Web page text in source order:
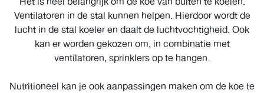
Ventilatoren in de stal kunnen helpen. Hierdoor wordt de
lucht in de stal koeler en daalt de luchtvochtigheid. Ook
kan er worden gekozen om, in combinatie met
ventilatoren, sprinklers op te hangen.
Nutritioneel kan je ook aanpassingen maken om de koe te